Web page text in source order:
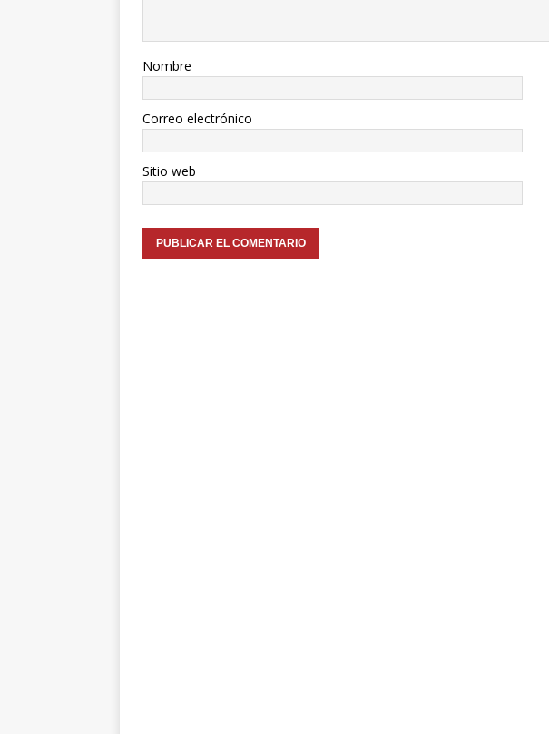
Nombre
Correo electrónico
Sitio web